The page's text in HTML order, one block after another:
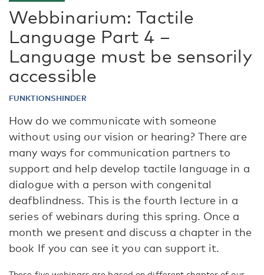
Webbinarium: Tactile
Language Part 4 –
Language must be sensorily
accessible
FUNKTIONSHINDER
How do we communicate with someone
without using our vision or hearing? There are
many ways for communication partners to
support and help develop tactile language in a
dialogue with a person with congenital
deafblindness. This is the fourth lecture in a
series of webinars during this spring. Once a
month we present and discuss a chapter in the
book If you can see it you can support it.